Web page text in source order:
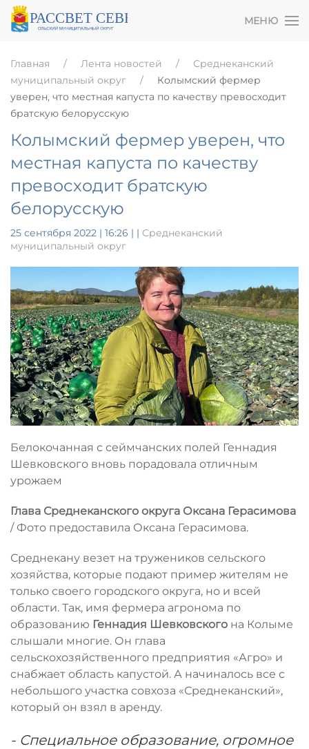
МЕНЮ
Главная Лента новостей
Среднеканский
муниципальный округ
Колымский фермер
уверен, что местная капуста по качеству превосходит
братскую белорусскую
Колымский фермер уверен, что
местная капуста по качеству
превосходит братскую
белорусскую
25 сентября 2022 | 16:26 | | Среднеканский
муниципальный округ
Белокочанная с сеймчанских полей Геннадия
Шевковского вновь порадовала отличным
урожаем
Глава Среднеканского округа Оксана Герасимова
/ Фото предоставила Оксана Герасимова.
Среднекану везет на тружеников сельского
хозяйства, которые подают пример жителям не
только своего городского округа, но и всей
области. Так, имя фермера агронома по
образованию Геннадия Шевковского на Колыме
слышали многие. Он глава
сельскохозяйственного предприятия «Агро» и
снабжает область капустой. А начиналось все с
небольшого участка совхоза «Среднеканский»,
который он взял в аренду.
- Специальное образование, огромное